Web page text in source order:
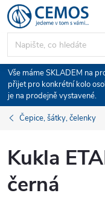
Přejít
na
obsah
Vše máme SKLADEM na
přijet pro konkrétní kolo
je na prodejně vystavené.
Čepice, šátky, čelenky
Kukla
černá